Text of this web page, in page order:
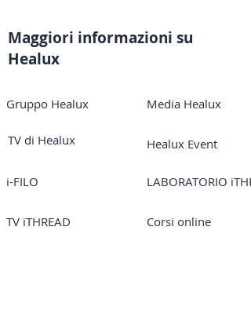
Maggiori informazioni su
Healux
Gruppo Healux
TV di Healux
i-FILO
TV iTHREAD
Media Healux
Healux Event
LABORATORIO
Corsi online